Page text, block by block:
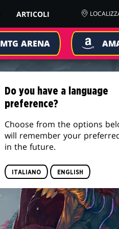
ARTICOLI
MTG ARENA
Do you have a language
preference?
Choose from the options
will remember your
in the future.
ITALIANO ENGLISH